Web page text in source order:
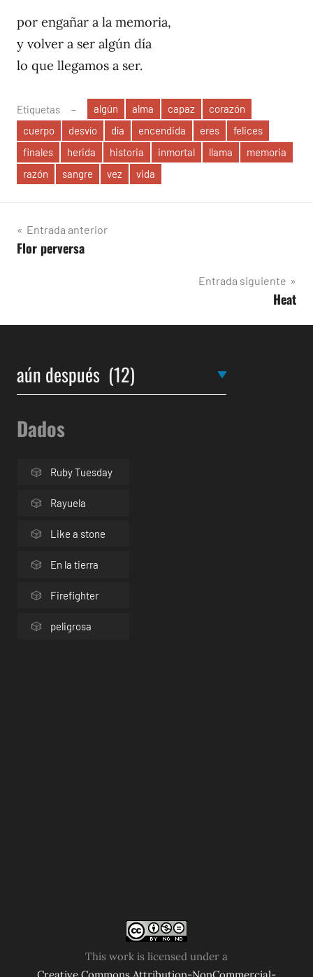
por engañar a la memoria,
y volver a ser algún día
lo que llegamos a ser.
Etiquetas algún alma capaz
corazón
cuerpo
desvío día encendida eres
felices
finales
herida historia inmortal llama
memoria
razón
sangre vez vida
Navegación
de
Entrada anterior
Flor perversa
Entrada siguiente
Heat
Dados
Ruby Tuesday
Rayuela
Like a stone
En la tierra
Firefighter
peligrosa
This work is licensed under a